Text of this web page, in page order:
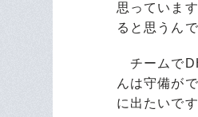
思っていま
ると思うん
チームで
んは守備が
に出たいです